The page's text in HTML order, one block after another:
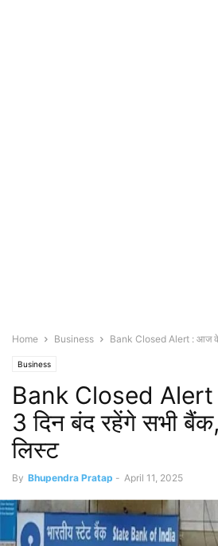
Home Business Bank Closed Alert : आज के
Business
Bank Closed
3 दिन बंद रहेंगे सभी
लिस्ट
By Bhupendra Pratap - April 11, 2025